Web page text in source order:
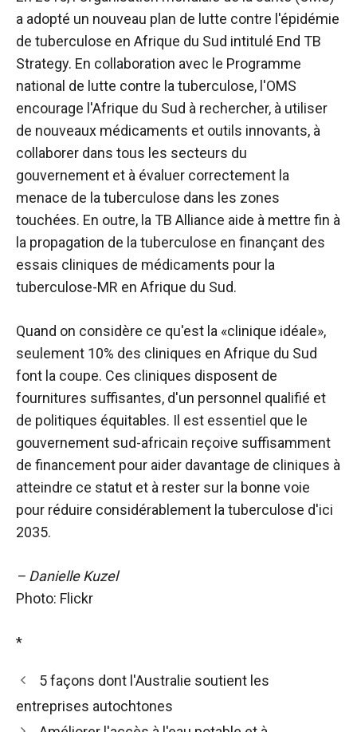
a adopté un nouveau plan de lutte contre l'épidémie
de tuberculose en Afrique du Sud intitulé End TB
Strategy. En collaboration avec le Programme
national de lutte contre la tuberculose, l'OMS
encourage l'Afrique du Sud à rechercher, à utiliser
de nouveaux médicaments et outils innovants, à
collaborer dans tous les secteurs du
gouvernement et à évaluer correctement la
menace de la tuberculose dans les zones
touchées. En outre, la TB Alliance aide à mettre fin à
la propagation de la tuberculose en finançant des
essais cliniques de médicaments pour la
tuberculose-MR en Afrique du Sud.
Quand on considère ce qu'est la «clinique idéale»,
seulement 10% des cliniques en Afrique du Sud
font la coupe. Ces cliniques disposent de
fournitures suffisantes, d'un personnel qualifié et
de politiques équitables. Il est essentiel que le
gouvernement sud-africain reçoive suffisamment
de financement pour aider davantage de cliniques à
atteindre ce statut et à rester sur la bonne voie
pour réduire considérablement la tuberculose d'ici
2035.
– Danielle Kuzel
Photo: Flickr
*
5 façons dont l'Australie soutient les
entreprises autochtones